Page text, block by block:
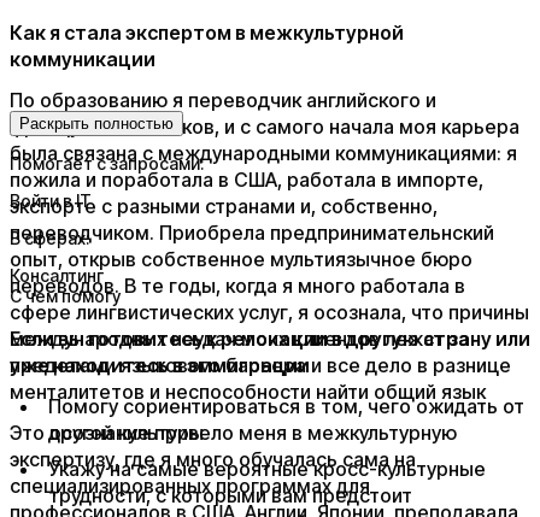
Как я стала экспертом в межкультурной
коммуникации
По образованию я переводчик английского и
французского языков, и с самого начала моя карьера
была связана с международными коммуникациями: я
пожила и поработала в США, работала в импорте,
экспорте с разными странами и, собственно,
переводчиком. Приобрела предпринимательнский
опыт, открыв собственное мультиязычное бюро
переводов. В те годы, когда я много работала в
сфере лингвистических услуг, я осознала, что причины
международных неудач моих клиентов лежат за
пределами языкового барьера и все дело в разнице
менталитетов и неспособности найти общий язык
Это осознание привело меня в межкультурную
экспертизу, где я много обучалась сама на
специализированных программах для
профессионалов в США, Англии, Японии, преподавала
Раскрыть полностью
Помогает с запросами:
Войти в IT
В сферах:
Консалтинг
С чем помогу
Если вы готовитесь к релокации в другую страну или
уже находитесь в эммиграции
Помогу сориентироваться в том, чего ожидать от
другой культуры
Укажу на самые вероятные кросс-культурные
трудности, с которыми вам предстоит